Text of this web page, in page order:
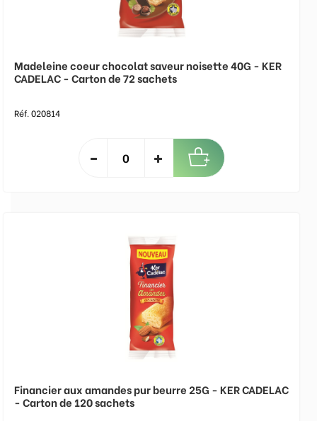
Madeleine coeur chocolat saveur noisette 40G - KER
CADELAC - Carton de 72 sachets
Réf. 020814
Financier aux amandes pur beurre 25G - KER CADELAC
- Carton de 120 sachets